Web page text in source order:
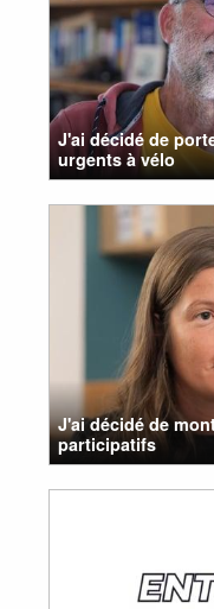
J'ai décidé de
urgents à vélo
J'ai décidé de
participatifs